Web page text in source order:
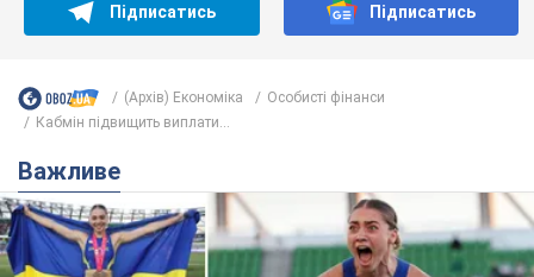
Підписатись Підписатись
(Архів) Економіка
Особисті фінанси
Кабмін підвищить виплати...
Важливе